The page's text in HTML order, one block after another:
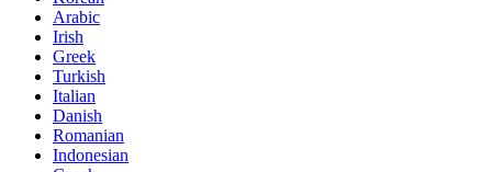
Arabic
Irish
Greek
Turkish
Italian
Danish
Romanian
Indonesian